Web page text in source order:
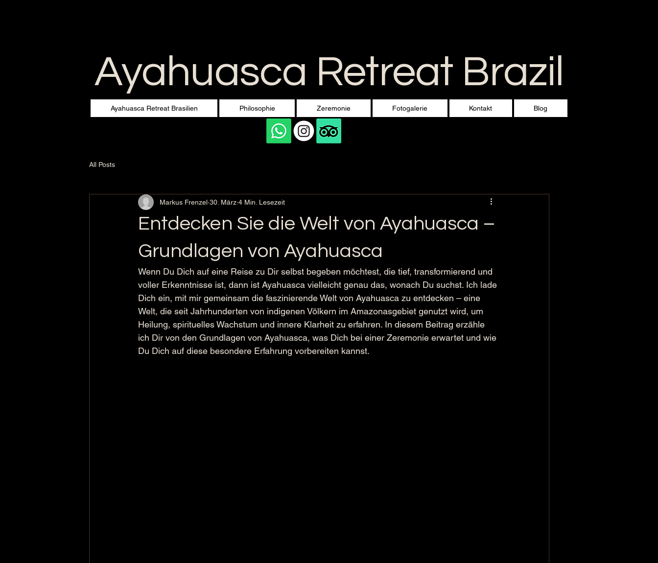
Ayahuasca Retreat Brazil
Ayahuasca Retreat Brasilien Philosophie Zeremonie Fotogalerie Kontakt Blog
All Posts
Entdecken Sie die Welt von Ayahuasca –
Grundlagen von Ayahuasca
Markus Frenzel 30. März 4 Min. Lesezeit
Wenn Du Dich auf eine Reise zu Dir selbst begeben möchtest, die tief, transformierend und
voller Erkenntnisse ist, dann ist Ayahuasca vielleicht genau das, wonach Du suchst. Ich lade
Dich ein, mit mir gemeinsam die faszinierende Welt von Ayahuasca zu entdecken – eine
Welt, die seit Jahrhunderten von indigenen Völkern im Amazonasgebiet genutzt wird, um
Heilung, spirituelles Wachstum und innere Klarheit zu erfahren. In diesem Beitrag erzähle
ich Dir von den Grundlagen von Ayahuasca, was Dich bei einer Zeremonie erwartet und wie
Du Dich auf diese besondere Erfahrung vorbereiten kannst.